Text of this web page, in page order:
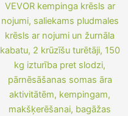
VEVOR kempinga krēsls ar
nojumi, saliekams pludmales
krēsls ar nojumi un žurnāla
kabatu, 2 krūzīšu turētāji, 150
kg izturība pret slodzi,
pārnēsāšanas somas āra
aktivitātēm, kempingam,
makšķerēšanai, bagāžas